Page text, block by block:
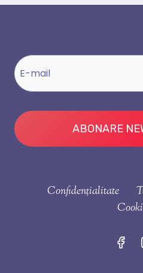
ABONARE
Confidențialitate